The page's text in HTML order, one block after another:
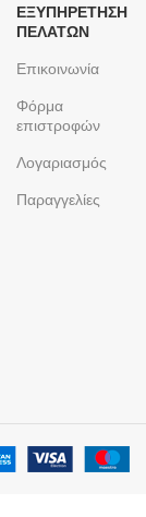
ΕΞΥΠΗΡΕΤΗΣΗ
ΠΕΛΑΤΩΝ
Επικοινωνία
Φόρμα
επιστροφών
Λογαριασμός
Παραγγελίες